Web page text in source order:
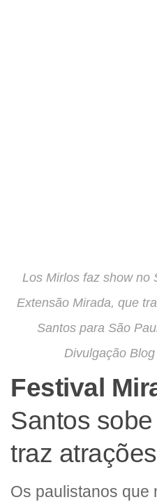
Los Mirlos faz show no
Extensão Mirada, que
Santos para São
Divulgação
Festival
Santos
traz
Os paulistanos que